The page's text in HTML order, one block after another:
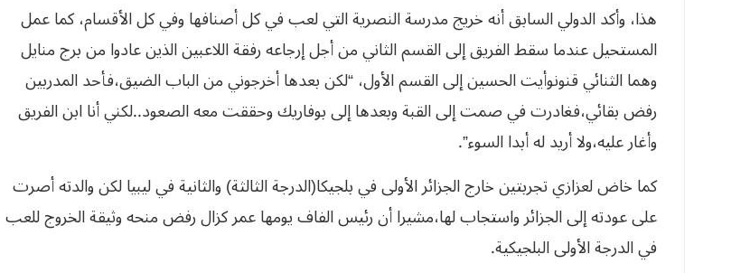
هذا، وأكد الدولي السابق أنه خريج مدرسة النصرية التي لعب في كل أصنافها وفي كل الأقسام، كما عمل
المستحيل عندما سقط الفريق إلى القسم الثاني من أجل إرجاعه رفقة اللاعبين الذين عادوا من برج منايل
وهما الثنائي قنونوأيت الحسين إلى القسم الأول، “لكن بعدها أخرجوني من الباب الضيق،فأحد المدربين
رفض بقائي،فغادرت في صمت إلى القبة وبعدها إلى بوفاريك وحققت معه الصعود..لكني أنا ابن الفريق
وأغار عليه،ولا أريد له أبدا السوء”.
كما خاض لعزازي تجربتين خارج الجزائر الأولى في بلجيكا(الدرجة الثالثة) والثانية في ليبيا لكن والدته أصرت
على عودته إلى الجزائر واستجاب لها،مشيرا أن رئيس الفاف يومها عمر كزال رفض منحه وثيقة الخروج للعب
في الدرجة الأولى البلجيكية.